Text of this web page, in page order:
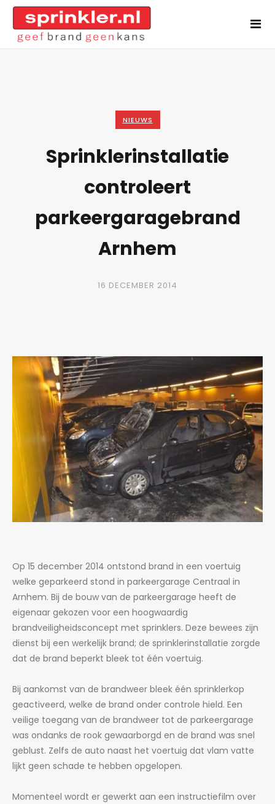
NIEUWS
Sprinklerinstallatie
controleert
parkeergaragebrand
Arnhem
16 DECEMBER 2014
Op 15 december 2014 ontstond brand in een voertuig
welke geparkeerd stond in parkeergarage Centraal in
Arnhem. Bij de bouw van de parkeergarage heeft de
eigenaar gekozen voor een hoogwaardig
brandveiligheidsconcept met sprinklers. Deze bewees zijn
dienst bij een werkelijk brand; de sprinklerinstallatie zorgde
dat de brand beperkt bleek tot één voertuig.
Bij aankomst van de brandweer bleek één sprinklerkop
geactiveerd, welke de brand onder controle hield. Een
veilige toegang van de brandweer tot de parkeergarage
was ondanks de rook gewaarborgd en de brand was snel
geblust. Zelfs de auto naast het voertuig dat vlam vatte
lijkt geen schade te hebben opgelopen.
Momenteel wordt er gewerkt aan een instructiefilm over